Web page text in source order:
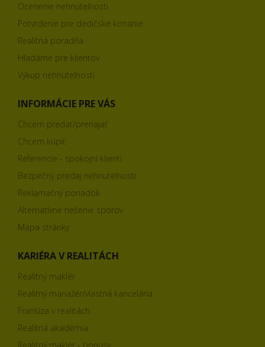
Ocenenie nehnuteľnosti
Potvrdenie pre dedičské konanie
Realitná poradňa
Hľadáme pre klientov
Výkup nehnuteľností
INFORMÁCIE PRE VÁS
Chcem predať/prenajať
Chcem kúpiť
Referencie - spokojní klienti
Bezpečný predaj nehnuteľnosti
Reklamačný poriadok
Alternatívne riešenie sporov
Mapa stránky
KARIÉRA V REALITÁCH
Realitný maklér
Realitný manažér/vlastná kancelária
Franšíza v realitách
Realitná akadémia